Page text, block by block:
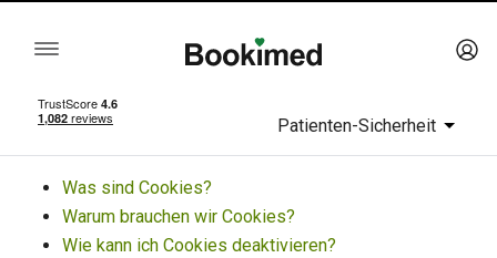
Patienten-Sicherheit
Was sind Cookies?
Warum brauchen wir Cookies?
Wie kann ich Cookies deaktivieren?